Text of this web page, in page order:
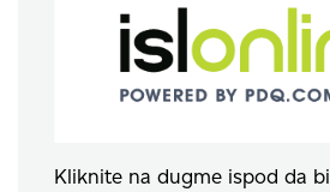
Kliknite na dugme ispod da